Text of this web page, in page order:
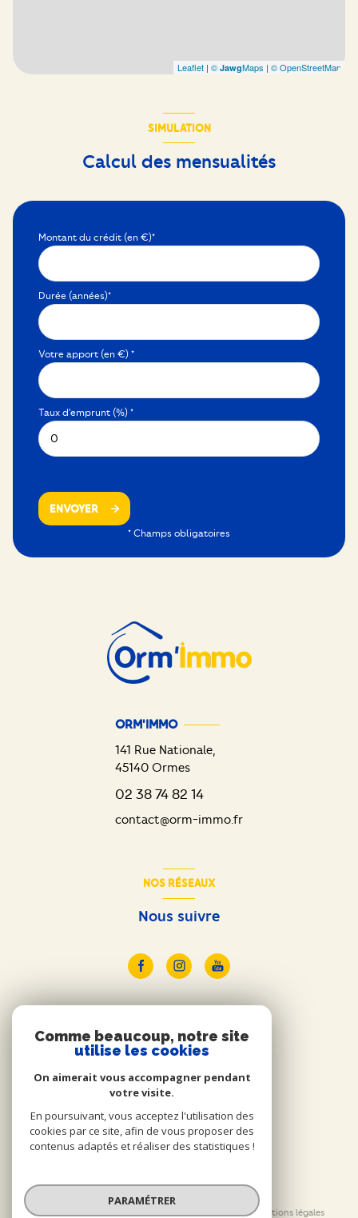
Leaflet | © JawgMaps | © OpenStreetMap
SIMULATION
Calcul des mensualités
Montant du crédit (en €)*
Durée (années)*
Votre apport (en €) *
Taux d'emprunt (%) *
ENVOYER
* Champs obligatoires
ORM'IMMO
141 Rue Nationale,
45140 Ormes
02 38 74 82 14
contact@orm-immo.fr
NOS RÉSEAUX
Nous suivre
Nous adhérons
Nos honoraires
Nos partenaires Mentions légales
Comme beaucoup, notre site
utilise les cookies
On aimerait vous accompagner pendant
votre visite.
En poursuivant, vous acceptez l'utilisation des
cookies par ce site, afin de vous proposer des
contenus adaptés et réaliser des statistiques !
PARAMÉTRER